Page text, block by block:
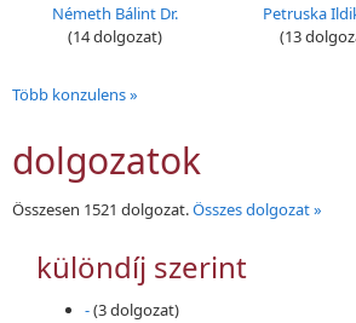
Németh Bálint Dr.
(14 dolgozat)
Petruska
(13
Több konzulens »
dolgozatok
Összesen 1521 dolgozat.Összes dolgozat »
különdíj szerint
-(3 dolgozat)